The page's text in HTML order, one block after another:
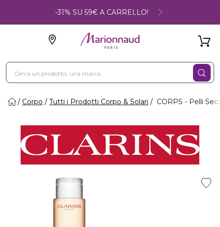
-31% SU 59€ A CARRELLO!
Corpo Tutti i Prodotti Corpo & Solari CORPS - Pelli